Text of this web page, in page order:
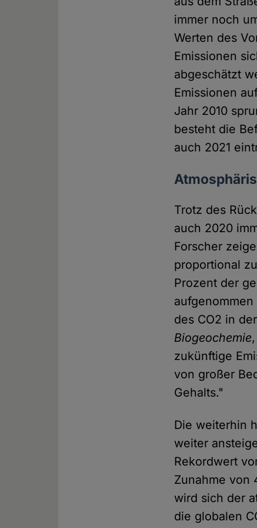
immer noch
Werten des
Emissionen
abgeschätzt
Emissionen
Jahr 2010
besteht die
auch 2021
Trotz des
auch 2020
Forscher
proportional
Prozent der
des CO2 in
Biogeochemie
zukünftige
von großer
Gehalts."
Die weiterhin
weiter
Rekordwert
Zunahme von
wird sich der
die globalen